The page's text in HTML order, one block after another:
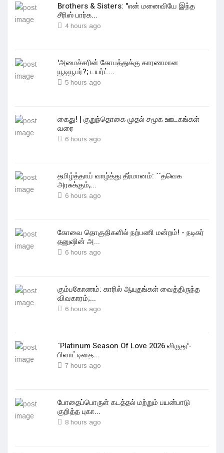
Brothers & Sisters: "என் மனைவியே இந்த
சீரிஸ் பார்க...
4 hours ago
'அமைச்சரின் கோபத்துக்கு காரணமான
யூடியூபர்?; டயர்ட்...
5 hours ago
கைது! | குறுந்தொகை முதல் சமூக ஊடகங்கள்
வரை
6 hours ago
தமிழ்த்தாய் வாழ்த்து தீர்மானம்: ``தவெக
அரசுக்கும்,...
6 hours ago
கோவை தொகுதிகளில் நற்பணி மன்றம்! - நடிகர்
தனுஷின் அ...
6 hours ago
கும்பகோணம்: காரில் ஆயுதங்கள் வைத்திருந்த
விவகாரம்;...
6 hours ago
`Platinum Season Of Love 2026 விருது'-
பிளாட்டினத...
7 hours ago
போதைப்பொருள் கடத்தல் மற்றும் பயன்பாடு
குறித்த புகா...
8 hours ago